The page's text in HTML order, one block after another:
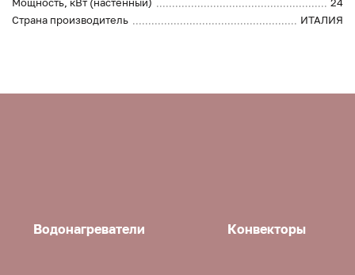
Мощность, кВт (настенный)
24
Страна производитель
ИТАЛИЯ
Водонагреватели Конвекторы